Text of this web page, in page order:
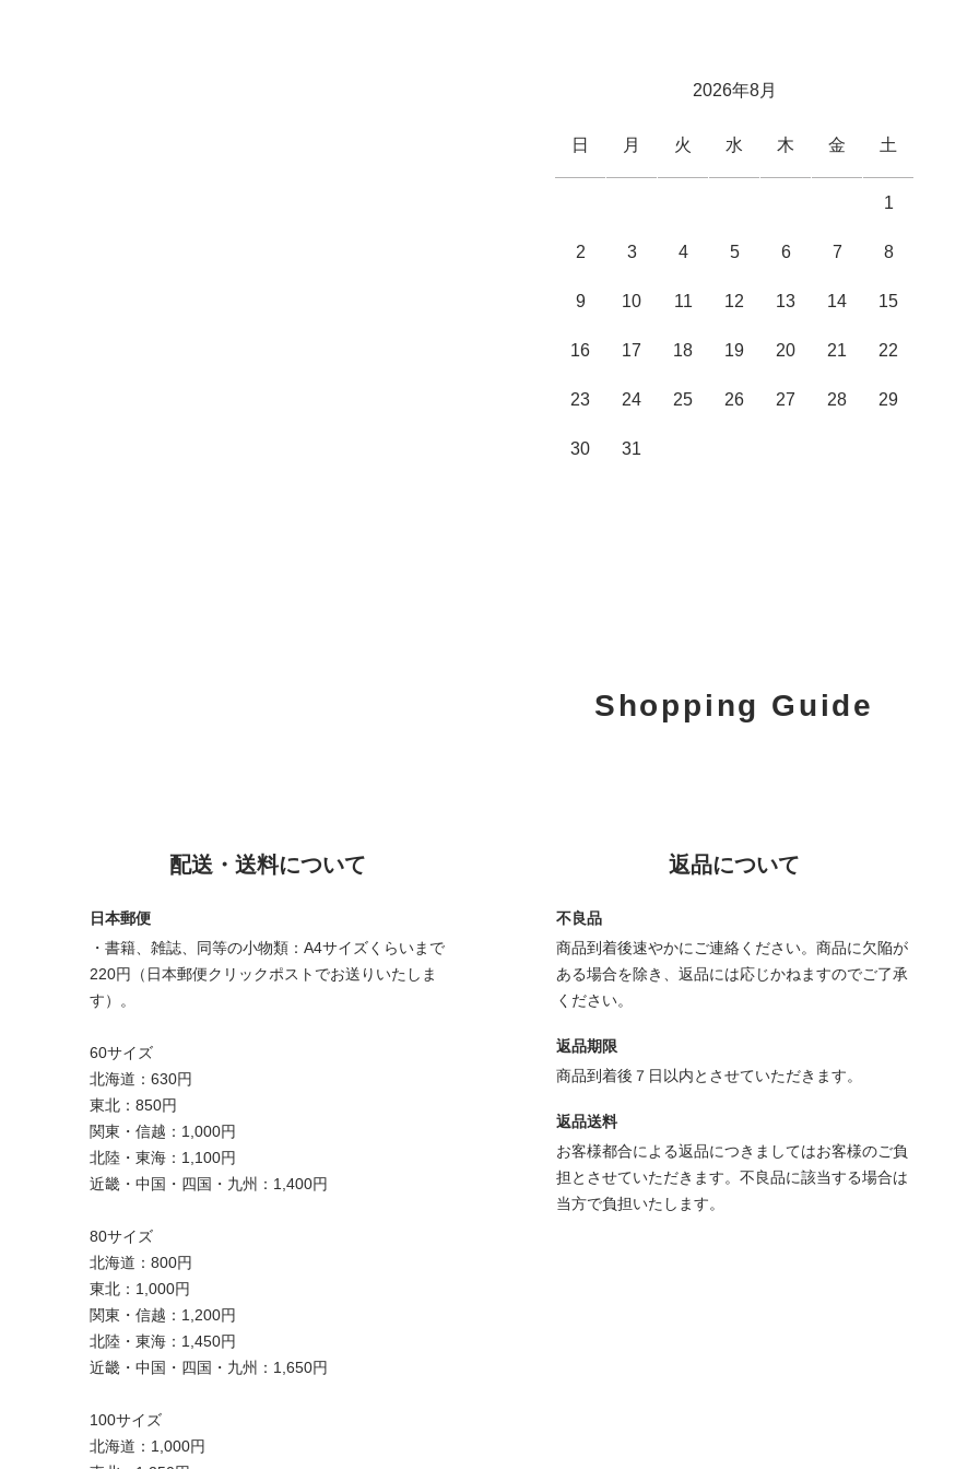
2026年8月
日 月 火 水 木 金 土
1
2 3 4 5 6 7 8
9 10 11 12 13 14 15
16 17 18 19 20 21 22
23 24 25 26 27 28 29
30 31
Shopping Guide
配送・送料について
日本郵便
・書籍、雑誌、同等の小物類：A4サイズくらいまで
220円（日本郵便クリックポストでお送りいたしま
す）。
60サイズ
北海道：630円
東北：850円
関東・信越：1,000円
北陸・東海：1,100円
近畿・中国・四国・九州：1,400円
80サイズ
北海道：800円
東北：1,000円
関東・信越：1,200円
北陸・東海：1,450円
近畿・中国・四国・九州：1,650円
100サイズ
北海道：1,000円
返品について
不良品
商品到着後速やかにご連絡ください。商品に欠陥が
ある場合を除き、返品には応じかねますのでご了承
ください。
返品期限
商品到着後７日以内とさせていただきます。
返品送料
お客様都合による返品につきましてはお客様のご負
担とさせていただきます。不良品に該当する場合は
当方で負担いたします。